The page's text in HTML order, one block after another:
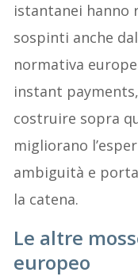
istantanei hanno
sospinti anche
normativa
instant
costruire sopra
migliorano
ambiguità e
la catena.
Le altre
europeo